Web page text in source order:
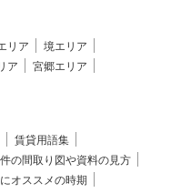
リア
境エリア
ア
宮郷エリア
賃貸用語集
の間取り図や資料の見方
オススメの時期